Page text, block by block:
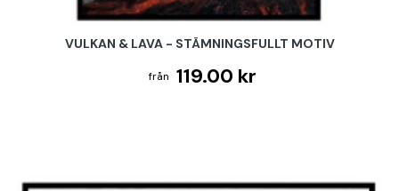
VULKAN & LAVA - STÄMNINGSFULLT MOTIV
119.00 kr